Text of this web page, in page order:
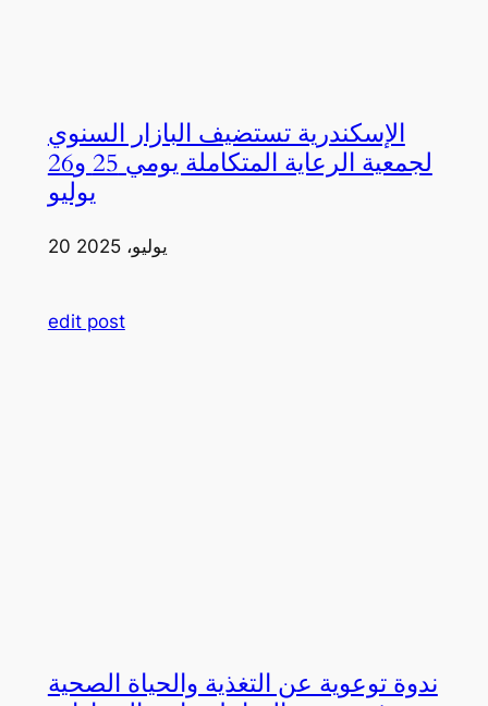
الإسكندرية تستضيف البازار السنوي
لجمعية الرعاية المتكاملة يومي 25 و26
يوليو
20 يوليو، 2025
edit post
ندوة توعوية عن التغذية والحياة الصحية